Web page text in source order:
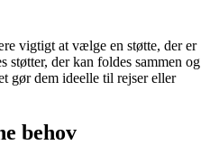
vigtigt at vælge en støtte, der er
støtter, der kan foldes sammen og
gør dem ideelle til rejser eller
behov